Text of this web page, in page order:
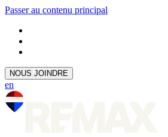
Passer au contenu principal
NOUS JOINDRE
en